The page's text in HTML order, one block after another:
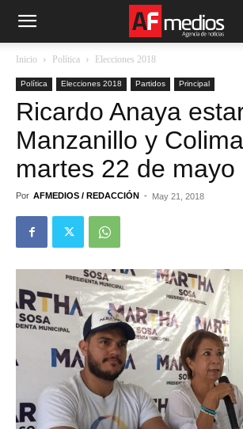
Inicio Política Elecciones 2018
Política Elecciones 2018 Partidos Principal
Ricardo Anaya
Manzanillo y
martes 22 de mayo
Por AFMEDIOS / REDACCIÓN - May 21, 2018